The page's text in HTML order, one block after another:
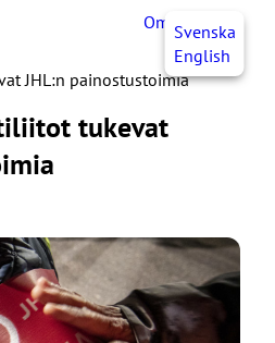
OmaJHLSvenska
English
JHL:n painostustoimia
tukevat